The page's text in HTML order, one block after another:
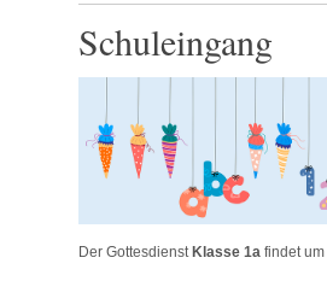
Schuleingang
Der Gottesdienst Klasse 1a findet um